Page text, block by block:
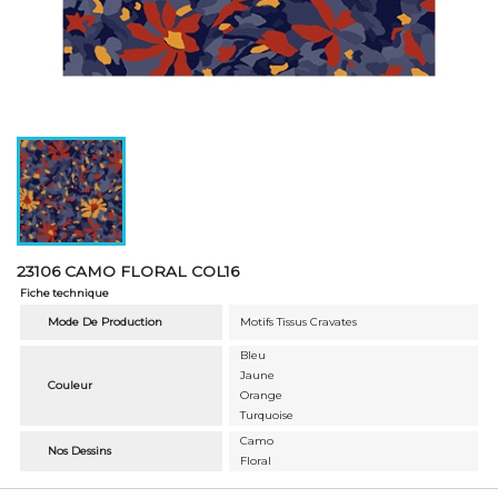
23106 CAMO FLORAL COL16
Fiche technique
Mode De Production Motifs Tissus Cravates
Couleur
Bleu
Jaune
Orange
Turquoise
Nos Dessins
Camo
Floral